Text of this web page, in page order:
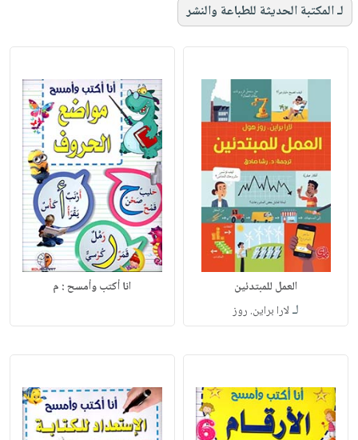
لـ المكتبة الحديثة للطباعة والنشر
العمل للمبتدئين
لـ لارا براين. روز
انا أكتب وأمسح : م